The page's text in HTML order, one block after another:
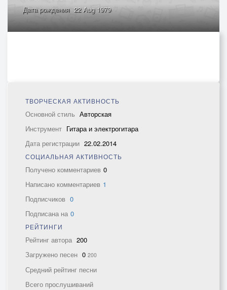
Дата рождения 22 Aug 1979
ТВОРЧЕСКАЯ АКТИВНОСТЬ
Основной стиль Авторская
Инструмент Гитара и электрогитара
Дата регистрации 22.02.2014
СОЦИАЛЬНАЯ АКТИВНОСТЬ
Получено комментариев 0
Написано комментариев 1
Подписчиков 0
Подписана на 0
РЕЙТИНГИ
Рейтинг автора 200
Загружено песен 0 200
Средний рейтинг песни
Всего прослушиваний